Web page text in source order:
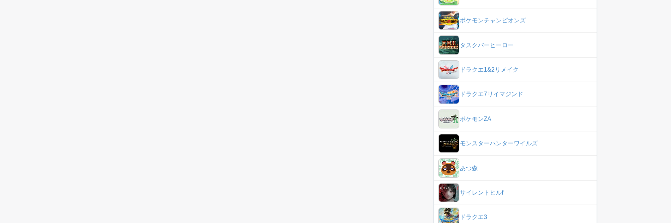
ポケモンチャンピオンズ
タスクバーヒーロー
ドラクエ1&2リメイク
ドラクエ7リイマジンド
ポケモンZA
モンスターハンターワイルズ
あつ森
サイレントヒルf
ドラクエ3